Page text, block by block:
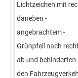
Lichtzeichen ­mit
daneben ­
angebrachtem ­
Grünpfeil nach
ab und ­behinderten
den